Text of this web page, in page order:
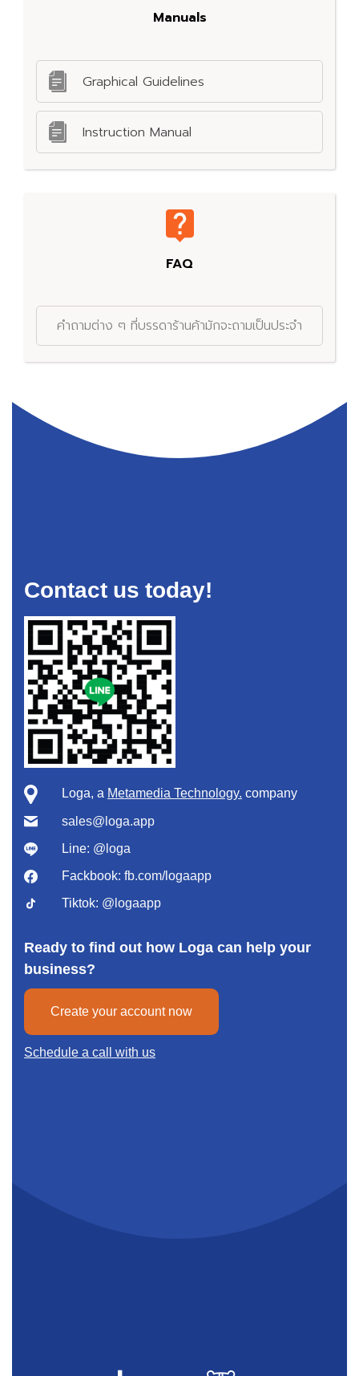
Manuals
Graphical Guidelines
Instruction Manual
FAQ
คำถามต่าง ๆ ที่บรรดาร้านค้ามักจะถามเป็นประจำ
Contact us today!
Loga, aMetamedia Technology.company
sales@loga.app
Line: @loga
Fackbook: fb.com/logaapp
Tiktok: @logaapp
Ready to find out how Loga can help your
business?
Create your account now
Schedule a call with us